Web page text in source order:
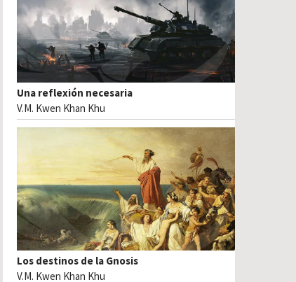
Una reflexión necesaria
V.M. Kwen Khan Khu
Los destinos de la Gnosis
V.M. Kwen Khan Khu